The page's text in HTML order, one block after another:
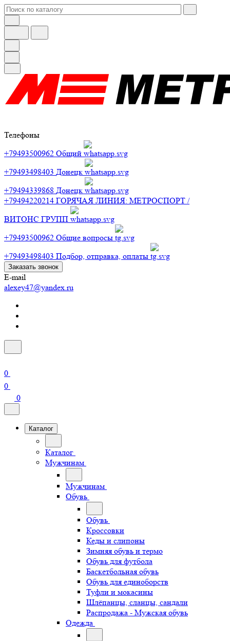
Телефоны
+79493500962 Общий
+79493498403 Донецк
+79494339868 Донецк
+79494220214 ГОРЯЧАЯ ЛИНИЯ: МЕТРОСПОРТ /
ВИТОНС ГРУПП
+79493500962 Общие вопросы
+79493498403 Подбор, отправка, оплаты
Заказать звонок
E-mail
alexey47@yandex.ru
0
0
0
Каталог
Каталог
Мужчинам
Мужчинам
Обувь
Обувь
Кроссовки
Кеды и слипоны
Зимняя обувь и термо
Обувь для футбола
Баскетбольная обувь
Обувь для единоборств
Туфли и мокасины
Шлёпанцы, сланцы, сандали
Распродажа - Мужская обувь
Одежда